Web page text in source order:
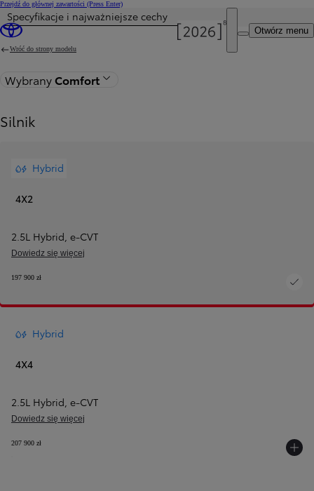
Przejdź do głównej zawartości (Press Enter)
Otwórz menu
Cena została zaktualizowana Cena Twojej konfiguracji została zmieniona na 199 100 zł.
Specyfikacje i najważniejsze cechy
Wróć do strony modelu
WybranyComfort
Silnik
Hybrid
4X2
2.5L Hybrid, e‑CVT
Dowiedz się więcej
197 900 zł
Hybrid
4X4
2.5L Hybrid, e‑CVT
Dowiedz się więcej
207 900 zł